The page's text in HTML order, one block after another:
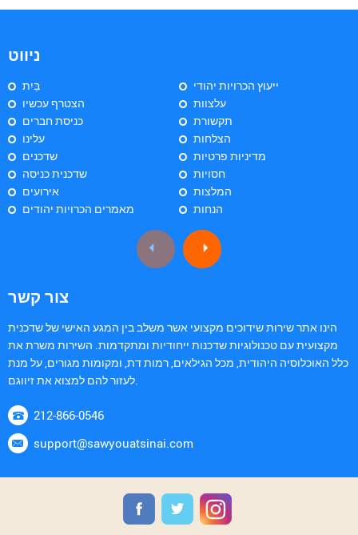
ניווט
בַּיִת
הצטרף עכשיו
כניסת חברים
עלינו
שדכנים
שדכנית כניסה
אירועים
מאמרים הכרויות יהודים
ייעוץ הכרויות יהודי
עלצוות
תקשורת
הצלחות
מדיניות פרטיות
חסויות
המלצות
הנחות
צור קשר
הינו אתר שירות שידוכים מקצועי אשר משלב בין המגע האישי של שדכנית
מקצועית עם טכנולוגיות שדכנות ייחודיות ומתקדמות. השירות משרת את
כלל האוכלוסיה היהודית, מכל הגילאים, רמות דת, ומקומות מגורים, על מנת
לעזור להם למצוא את זיווגם.
212-866-0546
support@sawyouatsinai.com